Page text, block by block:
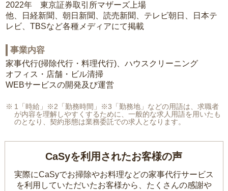
2022年 東京証券取引所マザーズ上場
他、日経新聞、朝日新聞、読売新聞、テレビ朝日、日本テ
レビ、TBSなど各種メディアにて掲載
事業内容
家事代行(掃除代行・料理代行)、ハウスクリーニング
オフィス・店舗・ビル清掃
WEBサービスの開発及び運営
1「時給」※2「勤務時間」※3「勤務地」などの用語は、求職者
が内容を理解しやすくするために、一般的な求人用語を用いたも
のとなり、契約形態は業務委託での求人となります。
CaSyを利用されたお客様の声
実際にCaSyでお掃除やお料理などの家事代行サービス
を利用していただいたお客様から、 たくさんの感謝や